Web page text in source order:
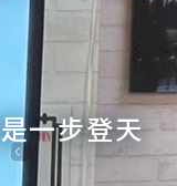
一步登天